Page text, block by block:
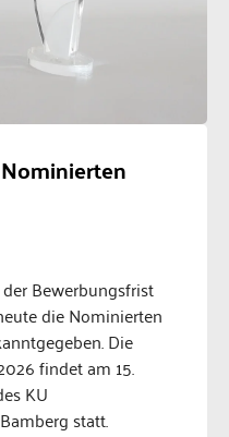
Bewerbungsfrist
die Nominierten
Die
findet am 15.
KU
statt.